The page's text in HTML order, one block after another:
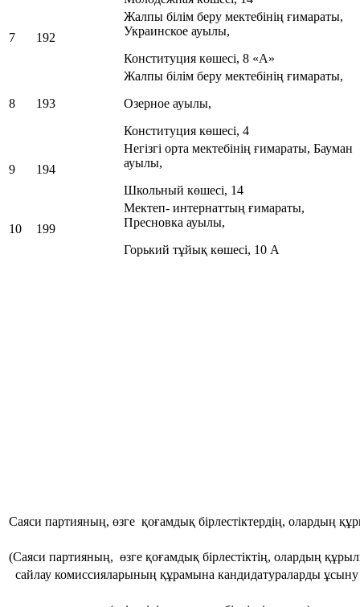
7 192
Жалпы білім беру мектебінің ғимараты,
Украинское ауылы,
Конституция көшесі, 8 «А»
8 193
Жалпы білім беру мектебінің ғимараты,
Озерное ауылы,
Конституция көшесі, 4
9 194
Негізгі орта мектебінің ғимараты, Бауман
ауылы,
Школьный көшесі, 14
10 199
Мектеп- интернаттың ғимараты,
Пресновка ауылы,
Горький тұйық көшесі, 10 А
Саяси партияның, өзге қоғамдық бірлестіктердің, олардың
(Саяси партияның, өзге қоғамдық бірлестіктің, олардың
сайлау комиссияларының құрамына кандидатураларды